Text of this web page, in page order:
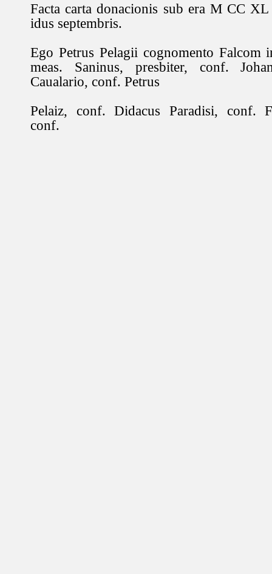
Facta carta donacionis sub era M CC
idus septembris.
Ego Petrus Pelagii cognomento Falcom
meas. Saninus, presbiter, conf.
Caualario, conf. Petrus
Pelaiz, conf. Didacus Paradisi, conf.
conf.